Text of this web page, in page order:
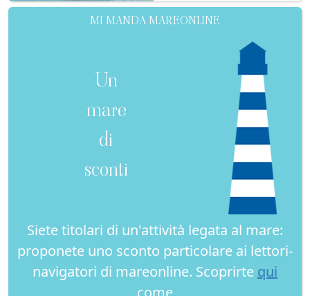
MI MANDA MAREONLINE
Un
mare
di
sconti
Siete titolari di un'attività legata al mare:
proponete uno sconto particolare ai lettori-
navigatori di mareonline. Scoprirte qui
come